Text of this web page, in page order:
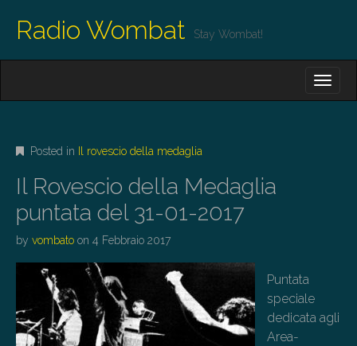
Radio Wombat Stay Wombat!
M
E
N
U
C
E
N
T
Posted in Il rovescio della medaglia
Il Rovescio della Medaglia
puntata del 31-01-2017
by vombato on 4 Febbraio 2017
Puntata
speciale
dedicata agli
Area-